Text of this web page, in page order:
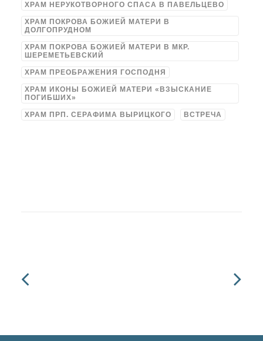
ХРАМ НЕРУКОТВОРНОГО СПАСА В ПАВЕЛЬЦЕВО
ХРАМ ПОКРОВА БОЖИЕЙ МАТЕРИ В
ДОЛГОПРУДНОМ
ХРАМ ПОКРОВА БОЖИЕЙ МАТЕРИ В МКР.
ШЕРЕМЕТЬЕВСКИЙ
ХРАМ ПРЕОБРАЖЕНИЯ ГОСПОДНЯ
ХРАМ ИКОНЫ БОЖИЕЙ МАТЕРИ «ВЗЫСКАНИЕ
ПОГИБШИХ»
ХРАМ ПРП. СЕРАФИМА ВЫРИЦКОГО ВСТРЕЧА